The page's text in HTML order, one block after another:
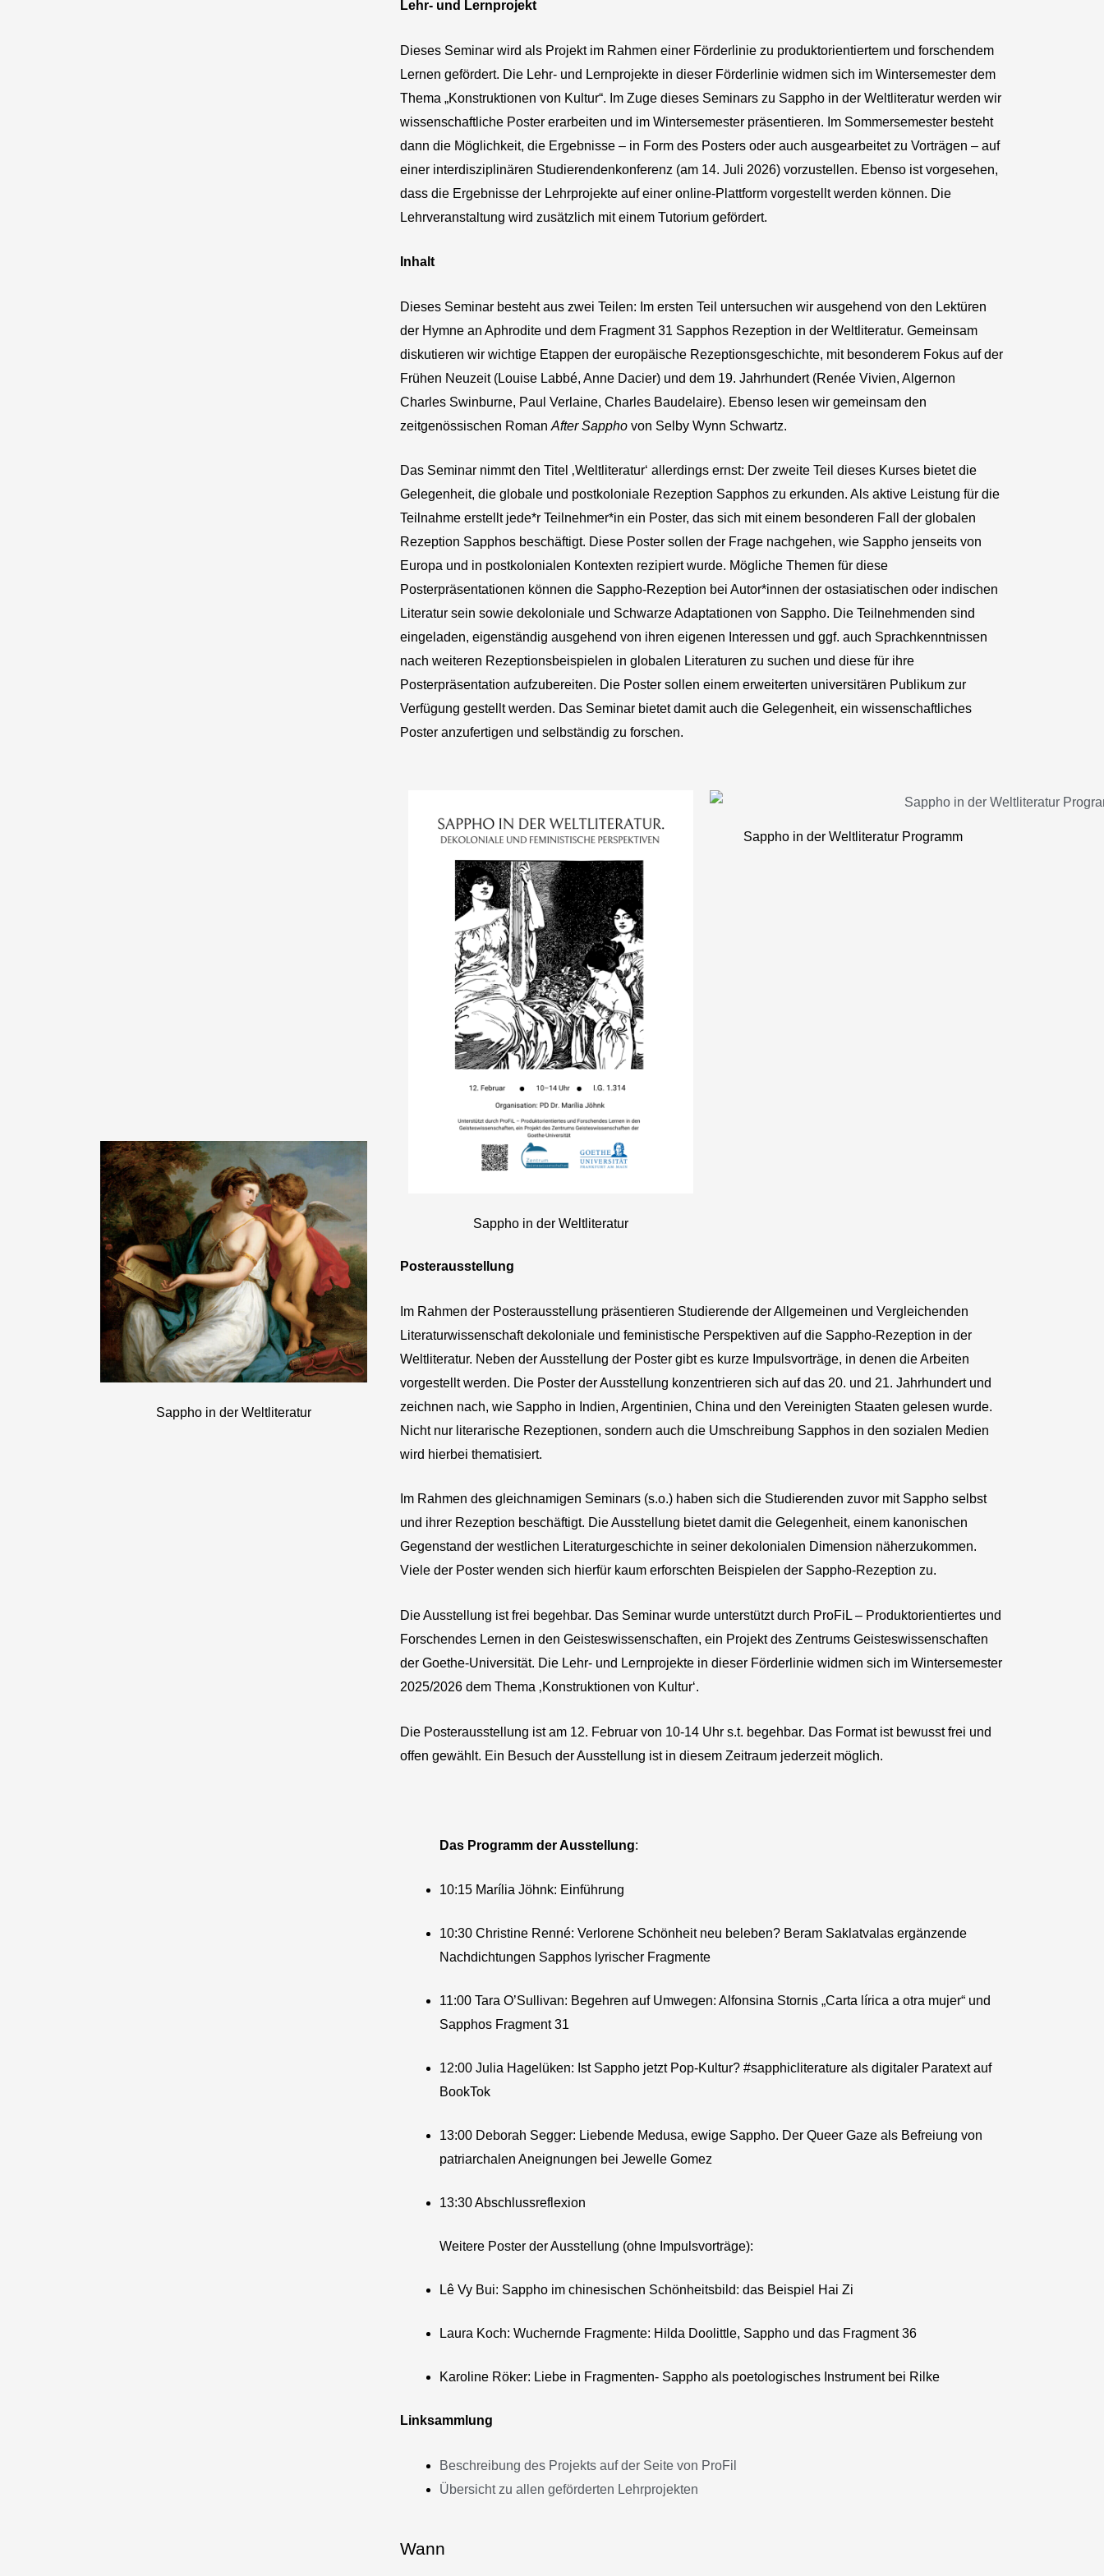
Sappho in der Weltliteratur
Lehr- und Lernprojekt
Dieses Seminar wird als Projekt im Rahmen einer Förderlinie zu produktorientiertem und forschendem
Lernen gefördert. Die Lehr- und Lernprojekte in dieser Förderlinie widmen sich im Wintersemester dem
Thema „Konstruktionen von Kultur“. Im Zuge dieses Seminars zu Sappho in der Weltliteratur werden wir
wissenschaftliche Poster erarbeiten und im Wintersemester präsentieren. Im Sommersemester besteht
dann die Möglichkeit, die Ergebnisse – in Form des Posters oder auch ausgearbeitet zu Vorträgen – auf
einer interdisziplinären Studierendenkonferenz (am 14. Juli 2026) vorzustellen. Ebenso ist vorgesehen,
dass die Ergebnisse der Lehrprojekte auf einer online-Plattform vorgestellt werden können. Die
Lehrveranstaltung wird zusätzlich mit einem Tutorium gefördert.
Inhalt
Dieses Seminar besteht aus zwei Teilen: Im ersten Teil untersuchen wir ausgehend von den Lektüren
der Hymne an Aphrodite und dem Fragment 31 Sapphos Rezeption in der Weltliteratur. Gemeinsam
diskutieren wir wichtige Etappen der europäische Rezeptionsgeschichte, mit besonderem Fokus auf der
Frühen Neuzeit (Louise Labbé, Anne Dacier) und dem 19. Jahrhundert (Renée Vivien, Algernon
Charles Swinburne, Paul Verlaine, Charles Baudelaire). Ebenso lesen wir gemeinsam den
zeitgenössischen Roman After Sapphovon Selby Wynn Schwartz.
Das Seminar nimmt den Titel ‚Weltliteratur‘ allerdings ernst: Der zweite Teil dieses Kurses bietet die
Gelegenheit, die globale und postkoloniale Rezeption Sapphos zu erkunden. Als aktive Leistung für die
Teilnahme erstellt jede*r Teilnehmer*in ein Poster, das sich mit einem besonderen Fall der globalen
Rezeption Sapphos beschäftigt. Diese Poster sollen der Frage nachgehen, wie Sappho jenseits von
Europa und in postkolonialen Kontexten rezipiert wurde. Mögliche Themen für diese
Posterpräsentationen können die Sappho-Rezeption bei Autor*innen der ostasiatischen oder indischen
Literatur sein sowie dekoloniale und Schwarze Adaptationen von Sappho. Die Teilnehmenden sind
eingeladen, eigenständig ausgehend von ihren eigenen Interessen und ggf. auch Sprachkenntnissen
nach weiteren Rezeptionsbeispielen in globalen Literaturen zu suchen und diese für ihre
Posterpräsentation aufzubereiten. Die Poster sollen einem erweiterten universitären Publikum zur
Verfügung gestellt werden. Das Seminar bietet damit auch die Gelegenheit, ein wissenschaftliches
Poster anzufertigen und selbständig zu forschen.
Sappho in der Weltliteratur
Sappho in der Weltliteratur Programm
Posterausstellung
Im Rahmen der Posterausstellung präsentieren Studierende der Allgemeinen und Vergleichenden
Literaturwissenschaft dekoloniale und feministische Perspektiven auf die Sappho-Rezeption in der
Weltliteratur. Neben der Ausstellung der Poster gibt es kurze Impulsvorträge, in denen die Arbeiten
vorgestellt werden. Die Poster der Ausstellung konzentrieren sich auf das 20. und 21. Jahrhundert und
zeichnen nach, wie Sappho in Indien, Argentinien, China und den Vereinigten Staaten gelesen wurde.
Nicht nur literarische Rezeptionen, sondern auch die Umschreibung Sapphos in den sozialen Medien
wird hierbei thematisiert.
Im Rahmen des gleichnamigen Seminars (s.o.) haben sich die Studierenden zuvor mit Sappho selbst
und ihrer Rezeption beschäftigt. Die Ausstellung bietet damit die Gelegenheit, einem kanonischen
Gegenstand der westlichen Literaturgeschichte in seiner dekolonialen Dimension näherzukommen.
Viele der Poster wenden sich hierfür kaum erforschten Beispielen der Sappho-Rezeption zu.
Die Ausstellung ist frei begehbar. Das Seminar wurde unterstützt durch ProFiL – Produktorientiertes und
Forschendes Lernen in den Geisteswissenschaften, ein Projekt des Zentrums Geisteswissenschaften
der Goethe-Universität. Die Lehr- und Lernprojekte in dieser Förderlinie widmen sich im Wintersemester
2025/2026 dem Thema ‚Konstruktionen von Kultur‘.
Die Posterausstellung ist am 12. Februar von 10-14 Uhr s.t. begehbar. Das Format ist bewusst frei und
offen gewählt. Ein Besuch der Ausstellung ist in diesem Zeitraum jederzeit möglich.
Das Programm der Ausstellung:
10:15 Marília Jöhnk: Einführung
10:30 Christine Renné: Verlorene Schönheit neu beleben? Beram Saklatvalas ergänzende
Nachdichtungen Sapphos lyrischer Fragmente
11:00 Tara O’Sullivan: Begehren auf Umwegen: Alfonsina Stornis „Carta lírica a otra mujer“ und
Sapphos Fragment 31
12:00 Julia Hagelüken: Ist Sappho jetzt Pop-Kultur? #sapphicliterature als digitaler Paratext auf
BookTok
13:00 Deborah Segger: Liebende Medusa, ewige Sappho. Der Queer Gaze als Befreiung von
patriarchalen Aneignungen bei Jewelle Gomez
13:30 Abschlussreflexion
Weitere Poster der Ausstellung (ohne Impulsvorträge):
Lê Vy Bui: Sappho im chinesischen Schönheitsbild: das Beispiel Hai Zi
Laura Koch: Wuchernde Fragmente: Hilda Doolittle, Sappho und das Fragment 36
Karoline Röker: Liebe in Fragmenten- Sappho als poetologisches Instrument bei Rilke
Linksammlung
Beschreibung des Projekts auf der Seite von ProFil
Übersicht zu allen geförderten Lehrprojekten
Wann